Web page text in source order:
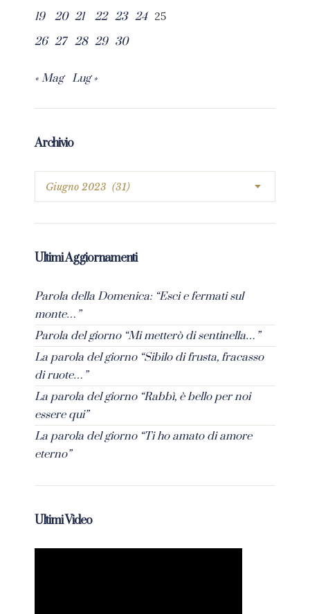
19
20 21 22 23 24 25
26 27 28 29 30
« Mag Lug »
Archivio
Ultimi Aggiornamenti
Parola della Domenica: “Esci e fermati sul
monte…”
Parola del giorno “Mi metterò di sentinella…”
La parola del giorno “Sibilo di frusta, fracasso
di ruote…”
La parola del giorno “Rabbì, è bello per noi
essere qui”
La parola del giorno “Ti ho amato di amore
eterno”
Ultimi Video